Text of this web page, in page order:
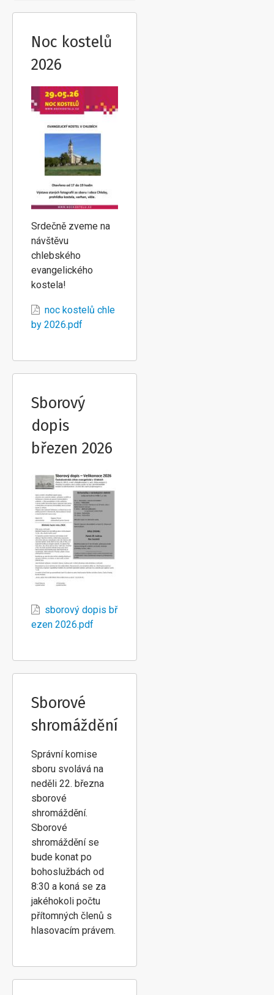
Noc kostelů
2026
Srdečně zveme na
návštěvu
chlebského
evangelického
kostela!
noc kostelů chle
by 2026.pdf
Sborový
dopis
březen 2026
sborový dopis bř
ezen 2026.pdf
Sborové
shromáždění
Správní komise
sboru svolává na
neděli 22. března
sborové
shromáždění.
Sborové
shromáždění se
bude konat po
bohoslužbách od
8:30 a koná se za
jakéhokoli počtu
přítomných členů s
hlasovacím právem.